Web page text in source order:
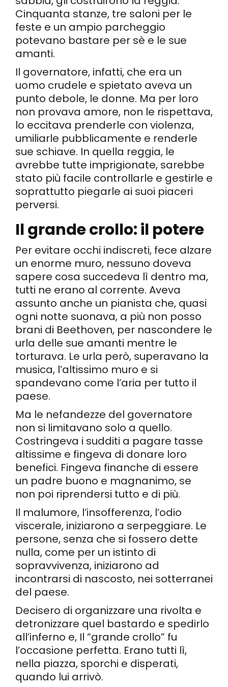
Cinquanta stanze, tre saloni per le
feste e un ampio parcheggio
potevano bastare per sè e le sue
amanti.
Il governatore, infatti, che era un
uomo crudele e spietato aveva un
punto debole, le donne. Ma per loro
non provava amore, non le rispettava,
lo eccitava prenderle con violenza,
umiliarle pubblicamente e renderle
sue schiave. In quella reggia, le
avrebbe tutte imprigionate, sarebbe
stato più facile controllarle e gestirle e
soprattutto piegarle ai suoi piaceri
perversi.
Il grande crollo: il potere
Per evitare occhi indiscreti, fece alzare
un enorme muro, nessuno doveva
sapere cosa succedeva lì dentro ma,
tutti ne erano al corrente. Aveva
assunto anche un pianista che, quasi
ogni notte suonava, a più non posso
brani di Beethoven, per nascondere le
urla delle sue amanti mentre le
torturava. Le urla però, superavano la
musica, l’altissimo muro e si
spandevano come l’aria per tutto il
paese.
Ma le nefandezze del governatore
non si limitavano solo a quello.
Costringeva i sudditi a pagare tasse
altissime e fingeva di donare loro
benefici. Fingeva finanche di essere
un padre buono e magnanimo, se
non poi riprendersi tutto e di più.
Il malumore, l’insofferenza, l’odio
viscerale, iniziarono a serpeggiare. Le
persone, senza che si fossero dette
nulla, come per un istinto di
sopravvivenza, iniziarono ad
incontrarsi di nascosto, nei sotterranei
del paese.
Decisero di organizzare una rivolta e
detronizzare quel bastardo e spedirlo
all’inferno e, Il “grande crollo” fu
l’occasione perfetta. Erano tutti lì,
nella piazza, sporchi e disperati,
quando lui arrivò.